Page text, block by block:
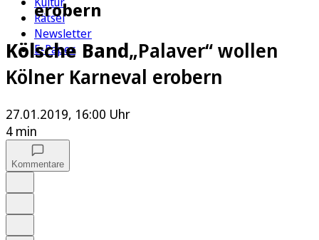
Rätsel
Newsletter
E-Paper
erobern
Kölsche Band„Palaver“ wollen
Kölner Karneval erobern
27.01.2019, 16:00 Uhr
4 min
Kommentare